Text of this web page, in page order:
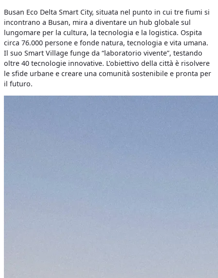
Busan Eco Delta Smart City, situata nel punto in cui tre fiumi si
incontrano a Busan, mira a diventare un hub globale sul
lungomare per la cultura, la tecnologia e la logistica. Ospita
circa 76.000 persone e fonde natura, tecnologia e vita umana.
Il suo Smart Village funge da “laboratorio vivente”, testando
oltre 40 tecnologie innovative. L’obiettivo della città è risolvere
le sfide urbane e creare una comunità sostenibile e pronta per
il futuro.